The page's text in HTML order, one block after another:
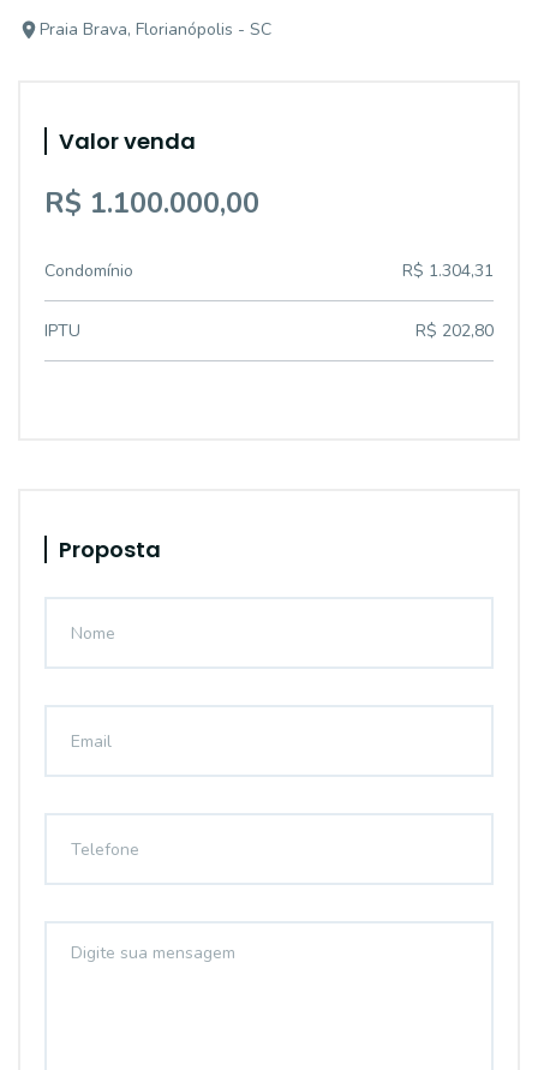
Praia Brava, Florianópolis - SC
Valor venda
R$ 1.100.000,00
Condomínio R$ 1.304,31
IPTU R$ 202,80
Proposta